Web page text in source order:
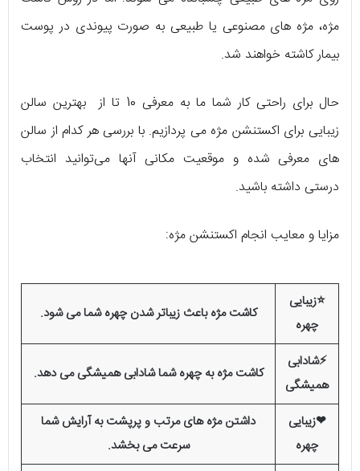
مژه، مژه‌ های مصنوعی یا طبیعی به صورت پیوندی در پوست
بیمار کاشته خواهند شد.
حال برای راحتی کار شما ما به معرفی 10 تا از بهترین سالن
زیبایی برای اکستنشن مژه می پردازیم. با بررسی هر کدام از سالن
های معرفی شده و موقعیت مکانی آنها می‌توانید انتخاب
درستی داشته باشید.
مزایا و معایب انجام اکستنشن مژه:
⭐زیبایی
چهره
کاشت مژه باعث زیباتر شدن چهره شما می شود.
⚡️شادابی
همیشگی
کاشت مژه به چهره شما شادابی همیشگی می دهد.
❤زیبایی
چهره
داشتن مژه های مرتب و پرپشت به آرایش شما
سرعت می بخشد.